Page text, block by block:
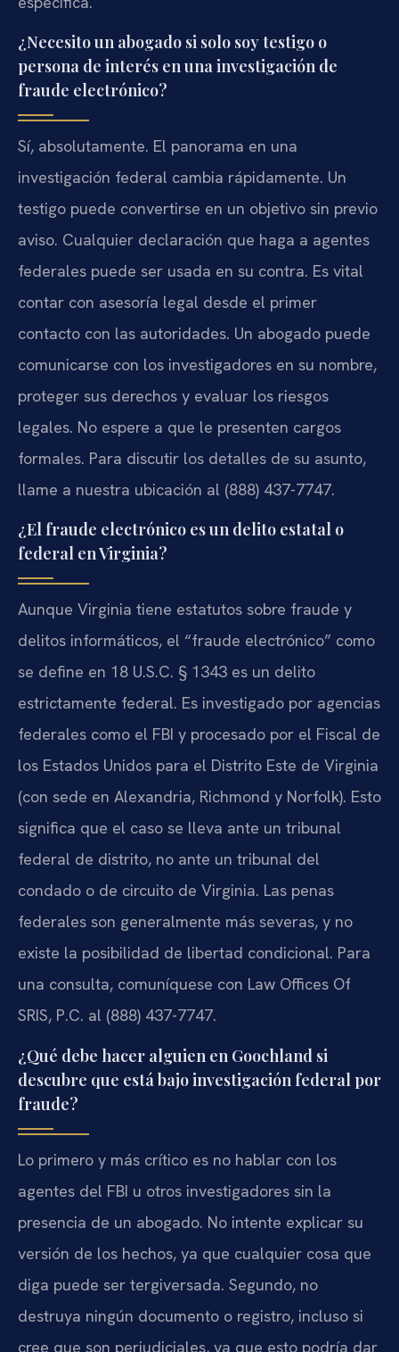
¿Necesito un abogado si solo soy testigo o
persona de interés en una investigación de
fraude electrónico?
Sí, absolutamente. El panorama en una
investigación federal cambia rápidamente. Un
testigo puede convertirse en un objetivo sin previo
aviso. Cualquier declaración que haga a agentes
federales puede ser usada en su contra. Es vital
contar con asesoría legal desde el primer
contacto con las autoridades. Un abogado puede
comunicarse con los investigadores en su nombre,
proteger sus derechos y evaluar los riesgos
legales. No espere a que le presenten cargos
formales. Para discutir los detalles de su asunto,
llame a nuestra ubicación al (888) 437-7747.
¿El fraude electrónico es un delito estatal o
federal en Virginia?
Aunque Virginia tiene estatutos sobre fraude y
delitos informáticos, el “fraude electrónico” como
se define en 18 U.S.C. § 1343 es un delito
estrictamente federal. Es investigado por agencias
federales como el FBI y procesado por el Fiscal de
los Estados Unidos para el Distrito Este de Virginia
(con sede en Alexandria, Richmond y Norfolk). Esto
significa que el caso se lleva ante un tribunal
federal de distrito, no ante un tribunal del
condado o de circuito de Virginia. Las penas
federales son generalmente más severas, y no
existe la posibilidad de libertad condicional. Para
una consulta, comuníquese con Law Offices Of
SRIS, P.C. al (888) 437-7747.
¿Qué debe hacer alguien en Goochland si
descubre que está bajo investigación federal por
fraude?
Lo primero y más crítico es no hablar con los
agentes del FBI u otros investigadores sin la
presencia de un abogado. No intente explicar su
versión de los hechos, ya que cualquier cosa que
diga puede ser tergiversada. Segundo, no
destruya ningún documento o registro, incluso si
cree que son perjudiciales, ya que esto podría dar